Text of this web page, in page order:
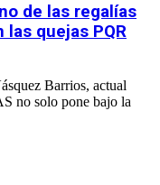
de las regalías
quejas PQR
Barrios, actual
no solo pone bajo la